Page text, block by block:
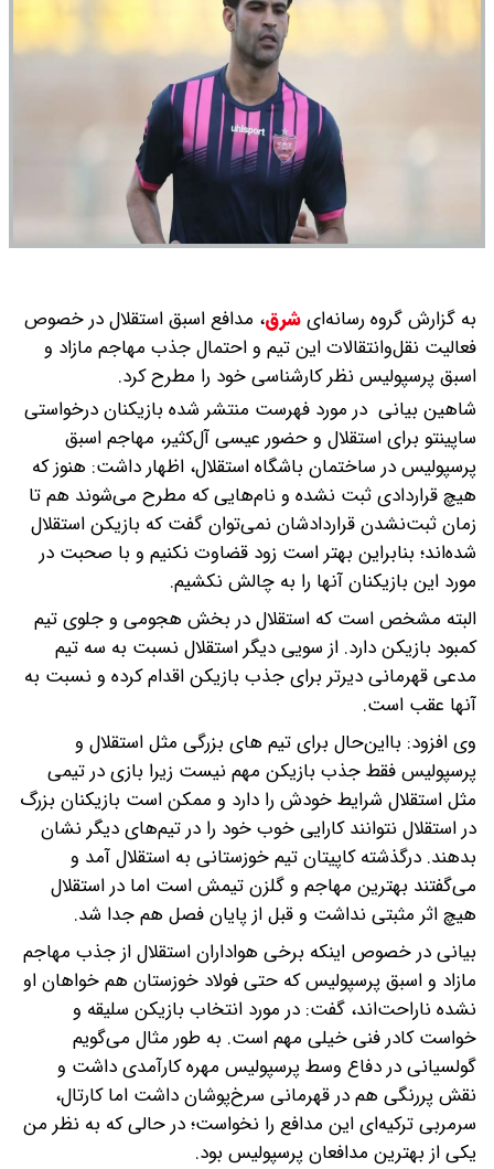
به گزارش گروه رسانه‌ایشرق، مدافع اسبق استقلال در خصوص
فعالیت نقل‌وانتقالات این تیم و احتمال جذب مهاجم مازاد و
اسبق پرسپولیس نظر کارشناسی خود را مطرح کرد.
شاهین بیانی در مورد فهرست منتشر شده بازیکنان درخواستی
ساپینتو برای استقلال و حضور عیسی آل‌کثیر، مهاجم اسبق
پرسپولیس در ساختمان باشگاه استقلال، اظهار داشت: هنوز که
هیچ قراردادی ثبت نشده و نام‌هایی که مطرح می‌شوند هم تا
زمان ثبت‌نشدن قراردادشان نمی‌توان گفت که بازیکن استقلال
شده‌اند؛ بنابراین بهتر است زود قضاوت نکنیم و با صحبت در
مورد این بازیکنان آنها را به چالش نکشیم.
البته مشخص است که استقلال در بخش هجومی و جلوی تیم
کمبود بازیکن دارد. از سویی دیگر استقلال نسبت به سه تیم
مدعی قهرمانی دیرتر برای جذب بازیکن اقدام کرده و نسبت به
آنها عقب است.
وی افزود: بااین‌حال برای تیم های بزرگی مثل استقلال و
پرسپولیس فقط جذب بازیکن مهم نیست زیرا بازی در تیمی
مثل استقلال شرایط خودش را دارد و ممکن است بازیکنان بزرگ
در استقلال نتوانند کارایی خوب خود را در تیم‌های دیگر نشان
بدهند. درگذشته کاپیتان تیم خوزستانی به استقلال آمد و
می‌گفتند بهترین مهاجم و گلزن تیمش است اما در استقلال
هیچ اثر مثبتی نداشت و قبل از پایان فصل هم جدا شد.
بیانی در خصوص اینکه برخی هواداران استقلال از جذب مهاجم
مازاد و اسبق پرسپولیس که حتی فولاد خوزستان هم خواهان او
نشده ناراحت‌اند، گفت: در مورد انتخاب بازیکن سلیقه و
خواست کادر فنی خیلی مهم است. به طور مثال می‌گویم
گولسیانی در دفاع وسط پرسپولیس مهره کارآمدی داشت و
نقش پررنگی هم در قهرمانی سرخ‌پوشان داشت اما کارتال،
سرمربی ترکیه‌ای این مدافع را نخواست؛ در حالی که به نظر من
یکی از بهترین مدافعان پرسپولیس بود.